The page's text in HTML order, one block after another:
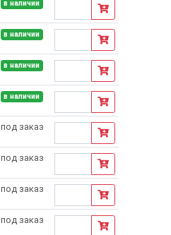
в наличии
в наличии
в наличии
в наличии
под заказ
под заказ
под заказ
под заказ